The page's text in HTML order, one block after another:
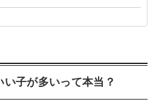
子が多いって本当？